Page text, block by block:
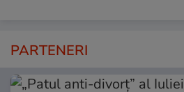
PARTENERI